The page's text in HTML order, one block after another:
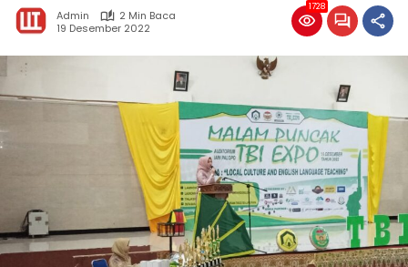
Admin
2 Min Baca
19 Desember 2022
1728